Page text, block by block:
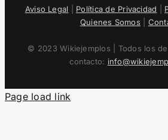
Aviso Legal Política de Privacidad
Quienes Somos
© 2023 Wikiejemplos | Todos los
contacto:
Page load link